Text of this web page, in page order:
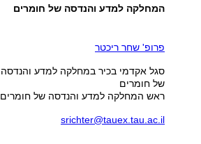
המחלקה למדע והנדסה של חומרים
פרופ' שחר ריכטר
סגל אקדמי בכיר במחלקה למדע והנדסה
של חומרים
ראש המחלקה למדע והנדסה של חומרים
srichter@tauex.tau.ac.il